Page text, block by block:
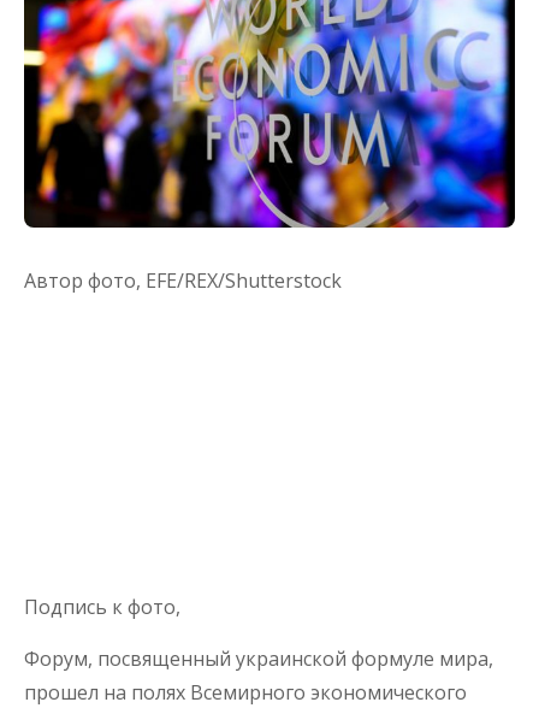
Автор фото, EFE/REX/Shutterstock
Подпись к фото,
Форум, посвященный украинской формуле мира,
прошел на полях Всемирного экономического